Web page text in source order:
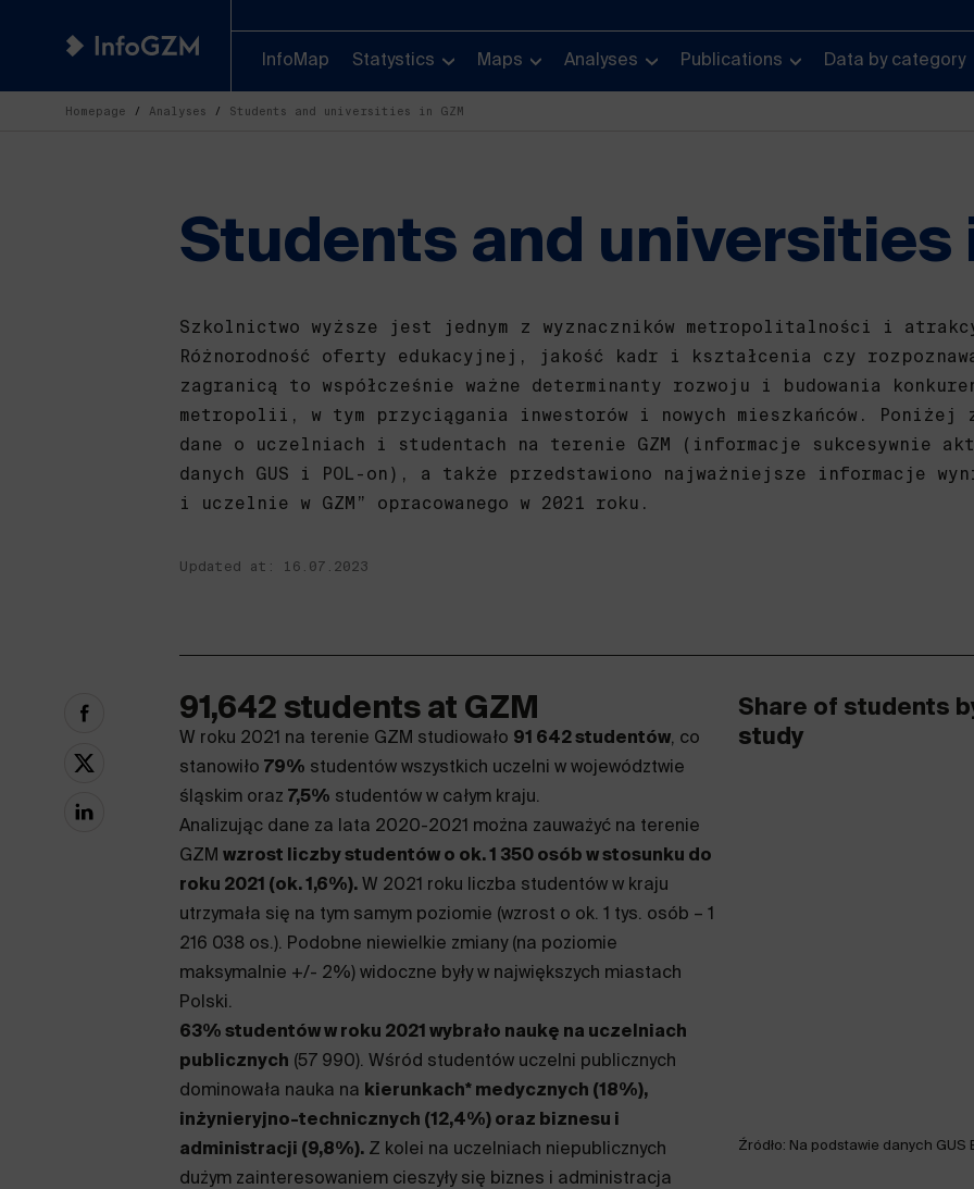
InfoMap Statystics Maps Analyses Publications Data by category
Homepage Analyses Students and universities in GZM
Students and universities
Szkolnictwo wyższe jest jednym z wyznaczników metropolitalności i
Różnorodność oferty edukacyjnej, jakość kadr i kształcenia czy
zagranicą to współcześnie ważne determinanty rozwoju i budowania
metropolii, w tym przyciągania inwestorów i nowych mieszkańców. Poniżej
dane o uczelniach i studentach na terenie GZM (informacje sukcesywnie
danych GUS i POL-on), a także przedstawiono najważniejsze informacje
i uczelnie w GZM” opracowanego w 2021 roku.
Updated at: 16.07.2023
91,642 students at GZM
W roku 2021 na terenie GZM studiowało 91 642 studentów, co
stanowiło 79% studentów wszystkich uczelni w województwie
śląskim oraz 7,5% studentów w całym kraju.
Analizując dane za lata 2020-2021 można zauważyć na terenie
GZMwzrost liczby studentów o ok. 1 350 osób w stosunku do
roku 2021 (ok. 1,6%). W 2021 roku liczba studentów w kraju
utrzymała się na tym samym poziomie (wzrost o ok. 1 tys. osób – 1
216 038 os.). Podobne niewielkie zmiany (na poziomie
maksymalnie +/- 2%) widoczne były w największych miastach
Polski.
63% studentów w roku 2021 wybrało naukę na uczelniach
publicznych (57 990). Wśród studentów uczelni publicznych
dominowała nauka na kierunkach* medycznych (18%),
inżynieryjno-technicznych (12,4%) oraz biznesu i
administracji (9,8%). Z kolei na uczelniach niepublicznych
dużym zainteresowaniem cieszyły się biznes i administracja
Share of students
study
Źródło: Na podstawie danych GUS